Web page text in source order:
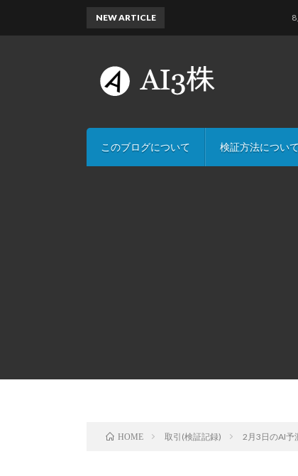
このブログについて 検証方法について
NEW ARTICLE 8月7
HOME 取引(検証記録) 2月3日のAI予